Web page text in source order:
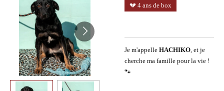
💔 4 ans de box
Je m'appelle HACHIKO , et je
cherche ma famille pour la vie !
🐾